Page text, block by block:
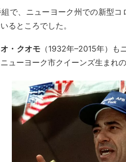
で、ニューヨーク州での新型
るところでした。
・クオモ（1932年–2015年）も
ューヨーク市クイーンズ生まれ